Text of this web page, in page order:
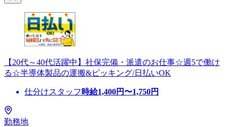
【20代～40代活躍中】社保完備・派遣のお仕事☆週5で働け
る☆半導体製品の運搬&ピッキング/日払いOK
仕分けスタッフ 時給1,400円〜1,750円
勤務地